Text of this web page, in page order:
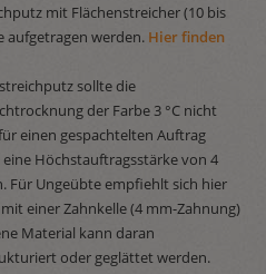
mit Flächenstreicher (10 bis
aufgetragen werden. Hier finden
sollte die
der Farbe 3 °C nicht
einen gespachtelten Auftrag
Höchstauftragsstärke von 4
Für Ungeübte empfiehlt sich hier
einer Zahnkelle (4 mm-Zahnung)
Material kann daran
oder geglättet werden.